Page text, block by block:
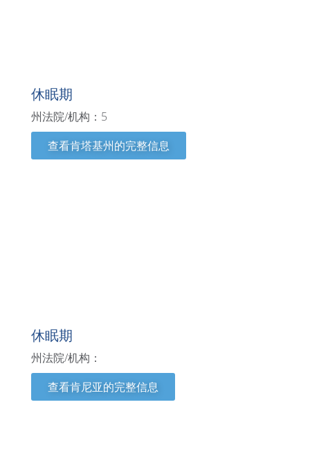
休眠期
州法院/机构：5
查看肯塔基州的完整信息
休眠期
州法院/机构：
查看肯尼亚的完整信息